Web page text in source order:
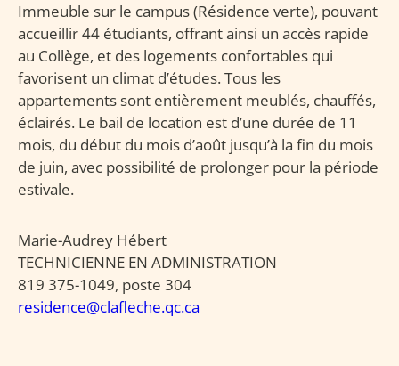
Immeuble sur le campus (Résidence verte), pouvant
accueillir 44 étudiants, offrant ainsi un accès rapide
au Collège, et des logements confortables qui
favorisent un climat d’études. Tous les
appartements sont entièrement meublés, chauffés,
éclairés. Le bail de location est d’une durée de 11
mois, du début du mois d’août jusqu’à la fin du mois
de juin, avec possibilité de prolonger pour la période
estivale.
Marie-Audrey Hébert
TECHNICIENNE EN ADMINISTRATION
819 375-1049, poste 304
residence@clafleche.qc.ca